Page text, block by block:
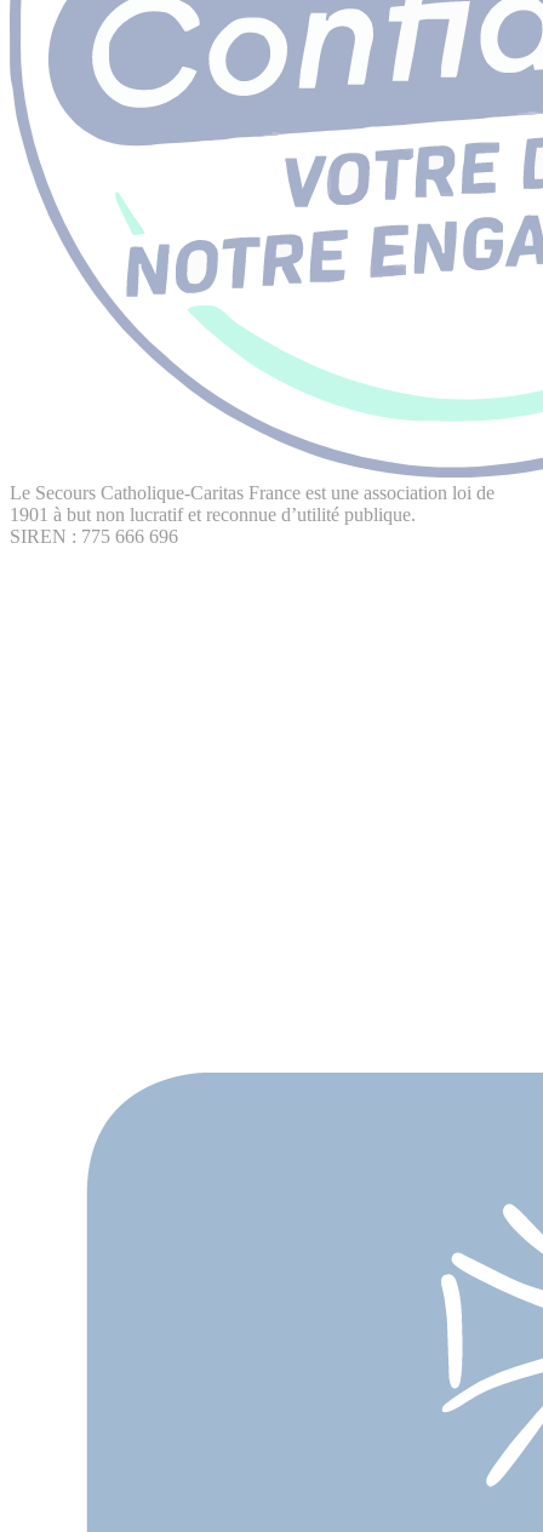
Le Secours Catholique-Caritas France est une association loi de
1901 à but non lucratif et reconnue d’utilité publique.
SIREN : 775 666 696